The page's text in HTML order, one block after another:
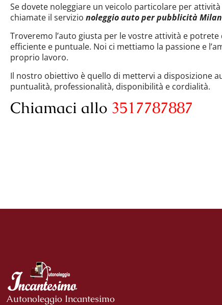
Se dovete noleggiare un veicolo particolare per
chiamate il servizionoleggio auto per pubblicità
Troveremo l’auto giusta per le vostre attività e
efficiente e puntuale. Noi ci mettiamo la passione e
proprio lavoro.
Il nostro obiettivo è quello di mettervi a disposizione
puntualità, professionalità, disponibilità e cordialità.
Chiamaci allo 3517787887
Autonoleggio Incantesimo